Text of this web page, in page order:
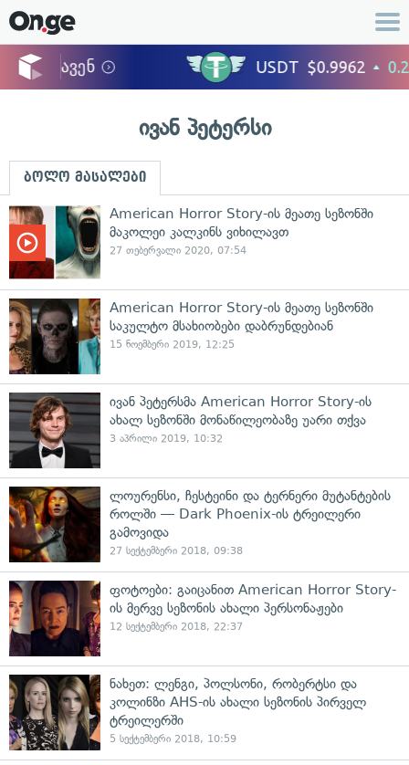
ივან პეტერსი
ბოლო მასალები
American Horror Story-ის მეათე სეზონში
მაკოლეი კალკინს ვიხილავთ
27 თებერვალი 2020, 07:54
American Horror Story-ის მეათე სეზონში
საკულტო მსახიობები დაბრუნდებიან
15 ნოემბერი 2019, 12:25
ივან პეტერსმა American Horror Story-ის
ახალ სეზონში მონაწილეობაზე უარი თქვა
3 აპრილი 2019, 10:32
ლოურენსი, ჩესტეინი და ტერნერი მუტანტების
როლში — Dark Phoenix-ის ტრეილერი
გამოვიდა
27 სექტემბერი 2018, 09:38
ფოტოები: გაიცანით American Horror Story-
ის მერვე სეზონის ახალი პერსონაჟები
12 სექტემბერი 2018, 22:37
ნახეთ: ლენგი, პოლსონი, რობერტსი და
კოლინზი AHS-ის ახალი სეზონის პირველ
ტრეილერში
5 სექტემბერი 2018, 10:59